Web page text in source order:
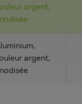
argent,
argent,